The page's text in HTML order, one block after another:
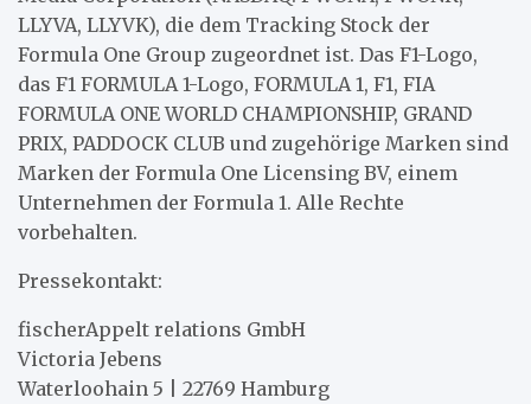
LLYVA, LLYVK), die dem Tracking Stock der
Formula One Group zugeordnet ist. Das F1-Logo,
das F1 FORMULA 1-Logo, FORMULA 1, F1, FIA
FORMULA ONE WORLD CHAMPIONSHIP, GRAND
PRIX, PADDOCK CLUB und zugehörige Marken sind
Marken der Formula One Licensing BV, einem
Unternehmen der Formula 1. Alle Rechte
vorbehalten.
Pressekontakt:
fischerAppelt relations GmbH
Victoria Jebens
Waterloohain 5 | 22769 Hamburg